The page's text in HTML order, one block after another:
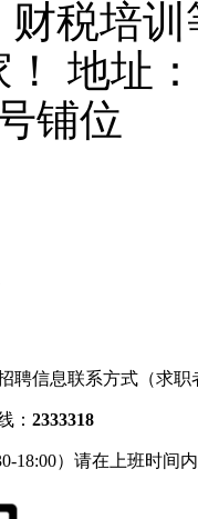
税培
地址
铺位
聘信息联系方式（求
： 2333318
18:00）请在上班时间